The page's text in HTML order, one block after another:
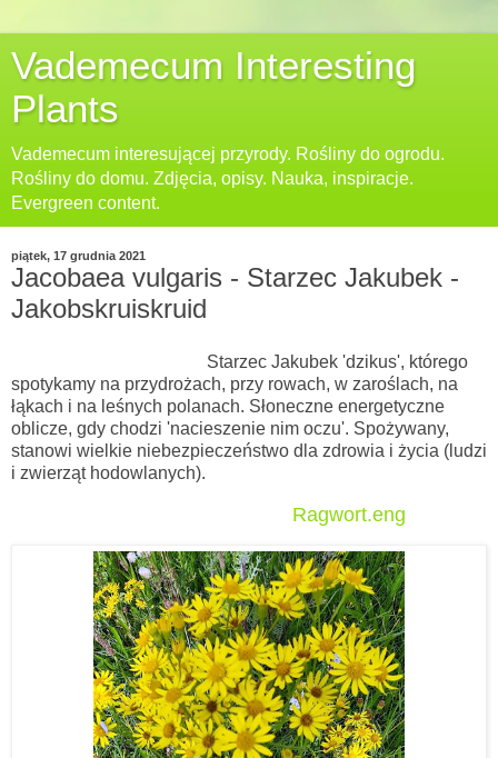
Vademecum Interesting
Plants
Vademecum interesującej przyrody. Rośliny do ogrodu.
Rośliny do domu. Zdjęcia, opisy. Nauka, inspiracje.
Evergreen content.
piątek, 17 grudnia 2021
Jacobaea vulgaris - Starzec Jakubek -
Jakobskruiskruid
Starzec Jakubek 'dzikus', którego
spotykamy na przydrożach, przy rowach, w zaroślach, na
łąkach i na leśnych polanach. Słoneczne energetyczne
oblicze, gdy chodzi 'nacieszenie nim oczu'. Spożywany,
stanowi wielkie niebezpieczeństwo dla zdrowia i życia (ludzi
i zwierząt hodowlanych).
Ragwort.eng